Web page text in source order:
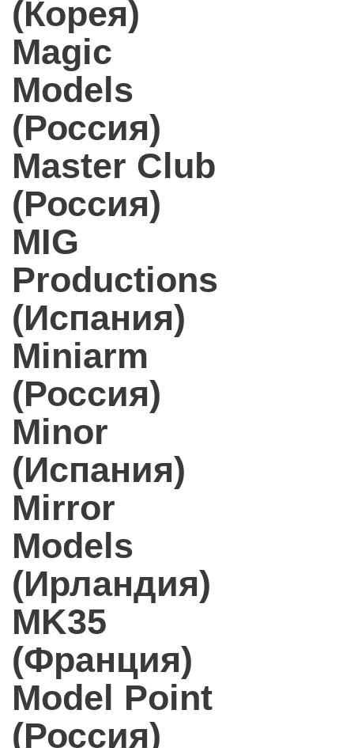
(Корея)
Magic
Models
(Россия)
Master Club
(Россия)
MIG
Productions
(Испания)
Miniarm
(Россия)
Minor
(Испания)
Mirror
Models
(Ирландия)
MK35
(Франция)
Model Point
(Россия)